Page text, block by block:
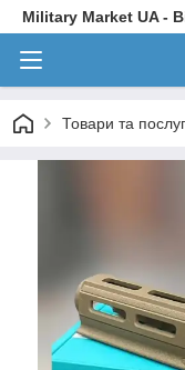
Military Market UA -
Товари та